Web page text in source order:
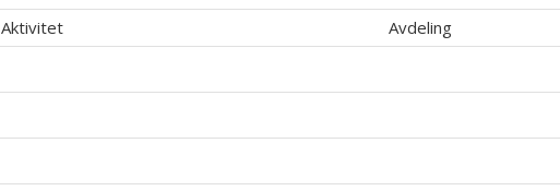
Aktivitet
Avdeling